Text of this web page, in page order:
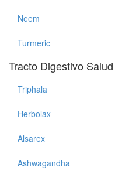
Neem
Turmeric
Tracto Digestivo Salud
Triphala
Herbolax
Alsarex
Ashwagandha